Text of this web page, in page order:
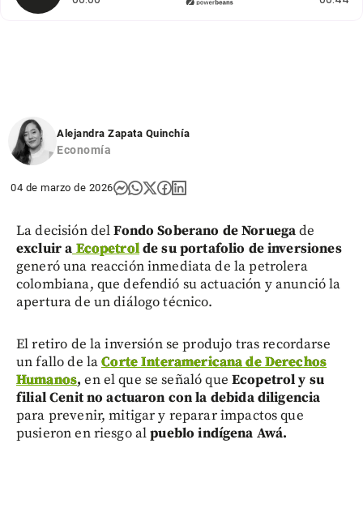
Alejandra Zapata Quinchía
Economía
04 de marzo de 2026
La decisión delFondo Soberano de Noruegade
excluir a Ecopetrolde su portafolio de inversiones
generó una reacción inmediata de la petrolera
colombiana, que defendió su actuación y anunció la
apertura de un diálogo técnico.
El retiro de la inversión se produjo tras recordarse
un fallo de laCorte Interamericana de Derechos
Humanos,en el que se señaló que Ecopetrol y su
filial Cenit no actuaron con la debida diligencia
para prevenir, mitigar y reparar impactos que
pusieron en riesgo alpueblo indígena Awá.